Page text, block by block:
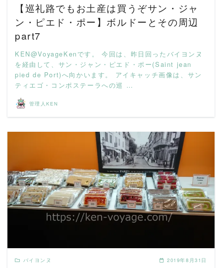
【巡礼路でもお土産は買うぞサン・ジャ
ン・ピエド・ポー】ボルドーとその周辺
part7
KEN@VoyageKenです。 今回は、昨日回ったバイヨンヌ
を経由して、サン・ジャン・ピエド・ポー(Saint jean
pied de Port)へ向かいます。 アイキャッチ画像は、サン
ティエゴ・コンポステーラへの巡 …
管理人KEN
READ MORE
バイヨンヌ 2019年8月31日